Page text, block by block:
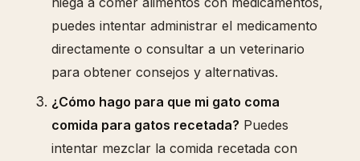
puedes intentar administrar el medicamento
directamente o consultar a un veterinario
para obtener consejos y alternativas.
¿Cómo hago para que mi gato coma
comida para gatos recetada? Puedes
intentar mezclar la comida recetada con